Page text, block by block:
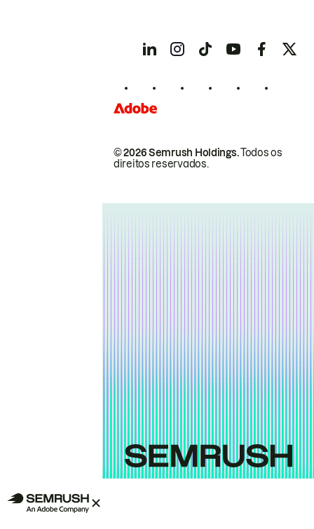
© 2026 Semrush Holdings.Todos os
direitos reservados.